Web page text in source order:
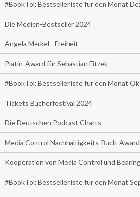
#BookTok Bestsellerliste für den Monat
Die Medien-Bestseller 2024
Angela Merkel - Freiheit
Platin-Award für Sebastian Fitzek
#BookTok Bestsellerliste für den Monat
Tickets Bücherfestival 2024
Die Deutschen Podcast Charts
Media Control Nachhaltigkeits-Buch-
Kooperation von Media Control und
#BookTok Bestsellerliste für den Monat